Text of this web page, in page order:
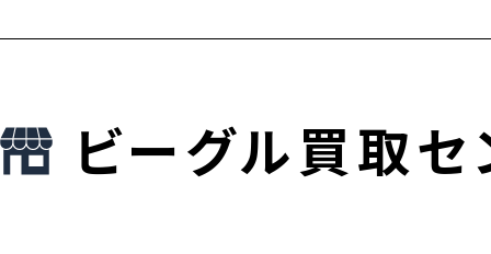
ビーグル買取セ